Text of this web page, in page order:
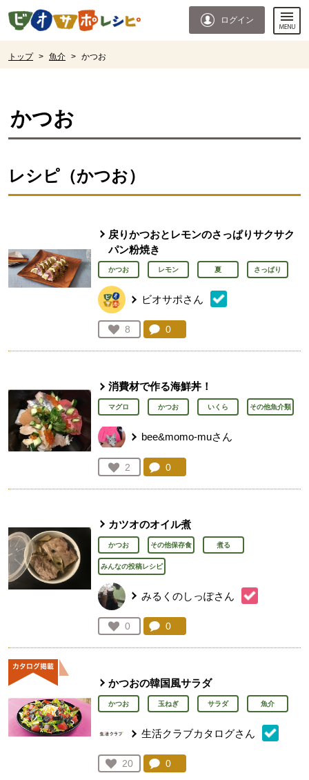
ページの先頭です。
ログイン
トップ > 魚介 > かつお
かつお
レシピ（かつお）
戻りかつおとレモンのさっぱりサクサク
パン粉焼き
かつお レモン 夏 さっぱり
ビオサポさん
お気に入り登録：
8
人が登録
コメント：
0
消費材で作る海鮮丼！
マグロ かつお いくら その他魚介類
bee&momo-muさん
お気に入り登録：
2
人が登録
コメント：
0
カツオのオイル煮
かつお その他保存食 煮る
みんなの投稿レシピ
みるくのしっぽさん
お気に入り登録：
0
人が登録
コメント：
0
かつおの韓国風サラダ
かつお 玉ねぎ サラダ 魚介
生活クラブカタログさん
お気に入り登録：
20
人が登録
コメント：
0